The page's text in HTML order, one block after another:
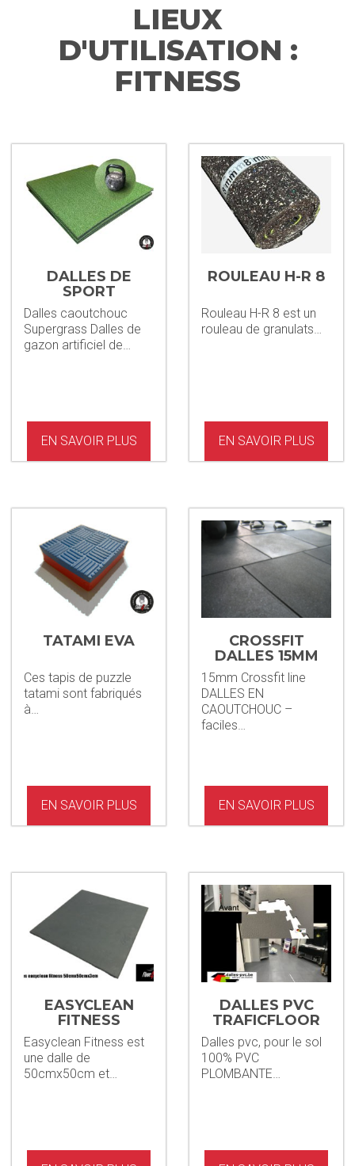
LIEUX
D'UTILISATION :
FITNESS
DALLES DE
SPORT
SUPERGRASS
Dalles caoutchouc
Supergrass Dalles de
gazon artificiel de…
EN SAVOIR PLUS
ROULEAU H-R 8
Rouleau H-R 8 est un
rouleau de granulats…
EN SAVOIR PLUS
TATAMI EVA
Ces tapis de puzzle
tatami sont fabriqués
à…
EN SAVOIR PLUS
CROSSFIT
DALLES 15MM
FITNESS
15mm Crossfit line
DALLES EN
CAOUTCHOUC –
faciles…
EN SAVOIR PLUS
EASYCLEAN
FITNESS
Easyclean Fitness est
une dalle de
50cmx50cm et…
DALLES PVC
TRAFICFLOOR
5MM + STAINP
Dalles pvc, pour le sol
100% PVC
PLOMBANTE…